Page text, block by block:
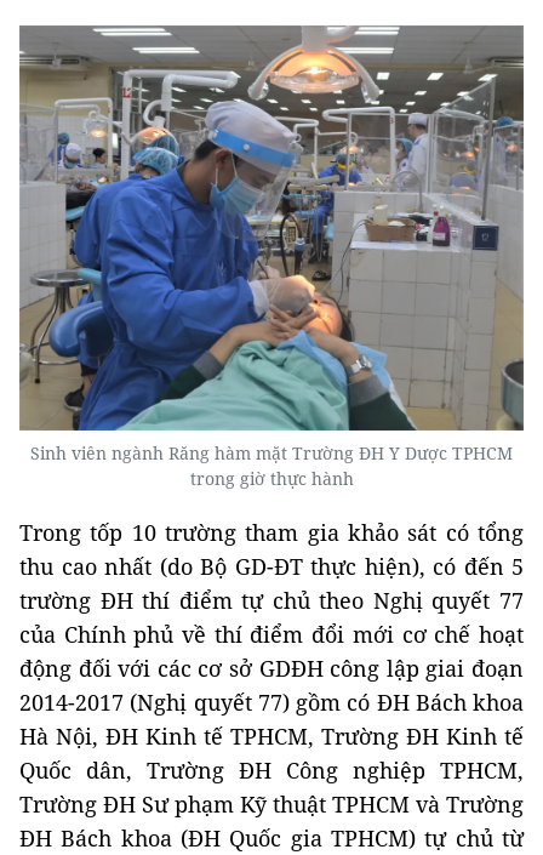
Sinh viên ngành Răng hàm mặt Trường ĐH Y Dược TPHCM
trong giờ thực hành
Trong tốp 10 trường tham gia khảo sát có tổng
thu cao nhất (do Bộ GD-ĐT thực hiện), có đến 5
trường ĐH thí điểm tự chủ theo Nghị quyết 77
của Chính phủ về thí điểm đổi mới cơ chế hoạt
động đối với các cơ sở GDĐH công lập giai đoạn
2014-2017 (Nghị quyết 77) gồm có ĐH Bách khoa
Hà Nội, ĐH Kinh tế TPHCM, Trường ĐH Kinh tế
Quốc dân, Trường ĐH Công nghiệp TPHCM,
Trường ĐH Sư phạm Kỹ thuật TPHCM và Trường
ĐH Bách khoa (ĐH Quốc gia TPHCM) tự chủ từ